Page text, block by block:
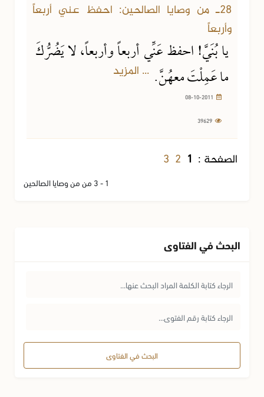
28ـ من وصايا الصالحين: احفظ عني أربعاً
وأربعاً
يا بُنَيَّ! احفظ عَنِّي أربعاً وأربعاً، لا يَضُرُّكَ
ما عَمِلْتَ معهُنَّ. ... المزيد
الصفحة : 1
2
3
1 - 3 من من وصايا الصالحين
البحث في الفتاوى
البحث في الفتاوى